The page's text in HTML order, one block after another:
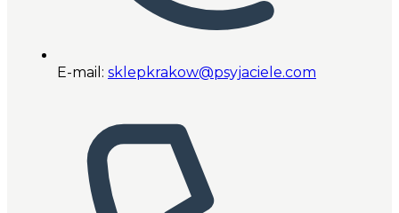
E-mail: sklepkrakow@psyjaciele.com